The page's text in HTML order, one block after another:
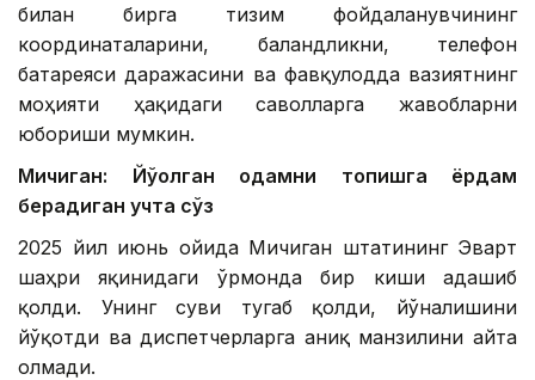
билан бирга тизим фойдаланувчининг
координаталарини, баландликни, телефон
батареяси даражасини ва фавқулодда вазиятнинг
моҳияти ҳақидаги саволларга жавобларни
юбориши мумкин.
Мичиган: Йўқолган одамни топишга ёрдам
берадиган учта сўз
2025 йил июнь ойида Мичиган штатининг Эварт
шаҳри яқинидаги ўрмонда бир киши адашиб
қолди. Унинг суви тугаб қолди, йўналишини
йўқотди ва диспетчерларга аниқ манзилини айта
олмади.